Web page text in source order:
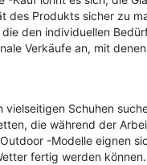
Produkts sicher zu
den individuellen
Verkäufe an, mit
Schuhen
die während der
-Modelle eignen
fertig werden